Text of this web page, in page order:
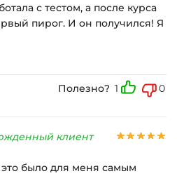
с тестом, а после курса
пирог. И он получился! Я
Полезно? 1 0
клиент
это было для меня самым